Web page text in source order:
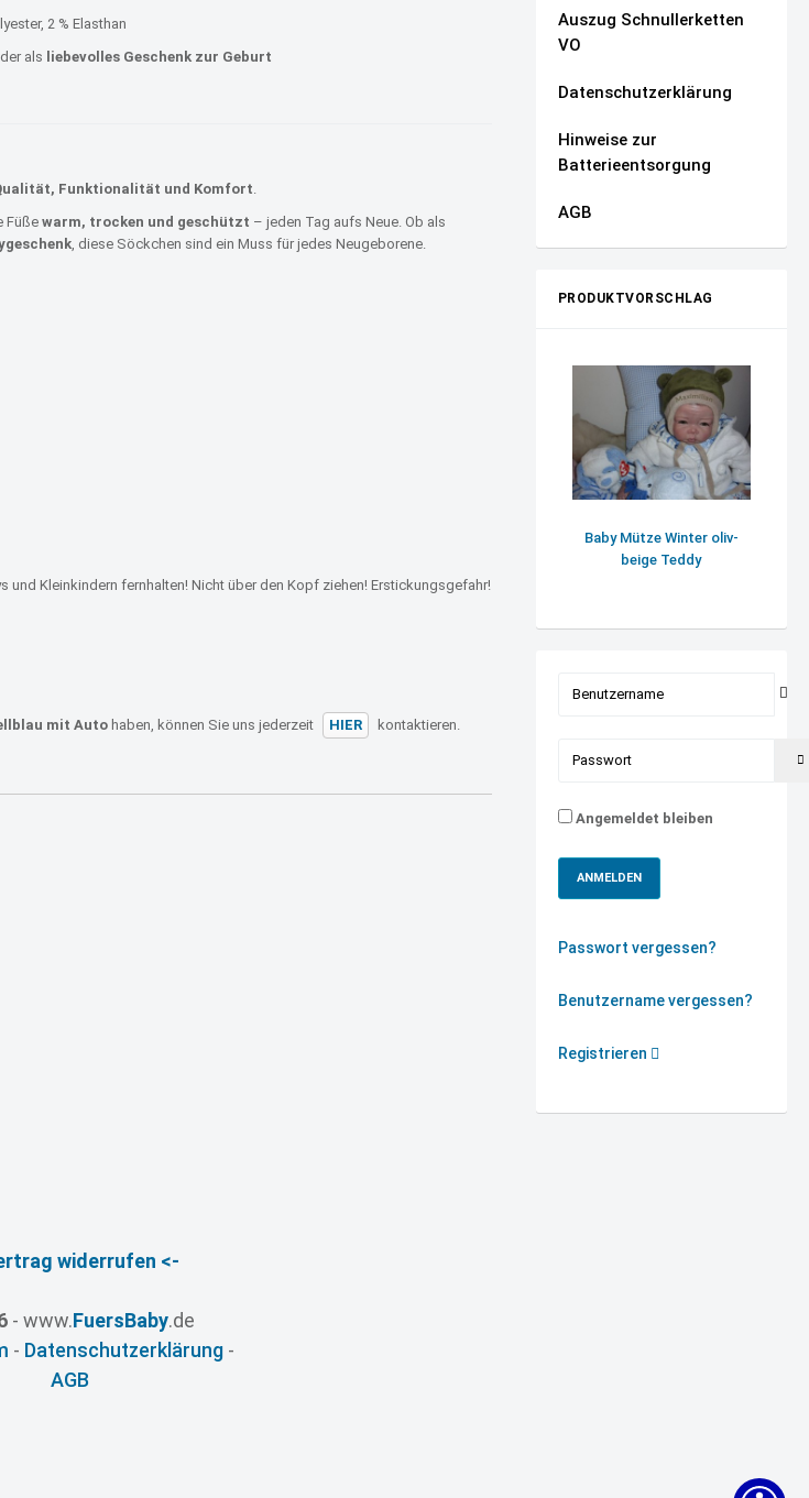
2 % Elasthan
als liebevolles Geschenk zur Geburt
Funktionalität und Komfort
Füße warm, trocken und geschützt – jeden Tag aufs Neue. Ob als
, diese Söckchen sind ein Muss für jedes Neugeborene.
und Kleinkindern fernhalten! Nicht über den Kopf ziehen! Erstickungsgefahr!
mit Autohaben, können Sie uns jederzeit HIER kontaktieren.
Auszug Schnullerketten
VO
Datenschutzerklärung
Hinweise zur
Batterieentsorgung
AGB
PRODUKTVORSCHLAG
Baby Mütze Winter oliv-
beige Teddy
Angemeldet bleiben
ANMELDEN
Passwort vergessen?
Benutzername vergessen?
Registrieren
widerrufen <-
- www.FuersBaby.de
- Datenschutzerklärung-
AGB